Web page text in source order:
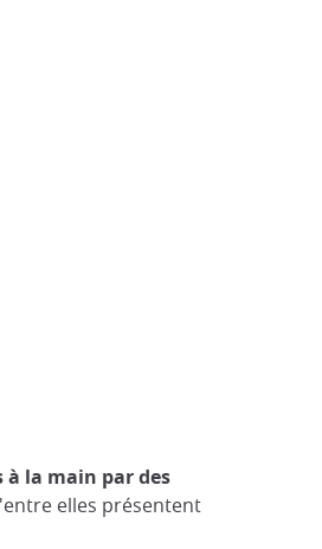
à la main par des
elles présentent